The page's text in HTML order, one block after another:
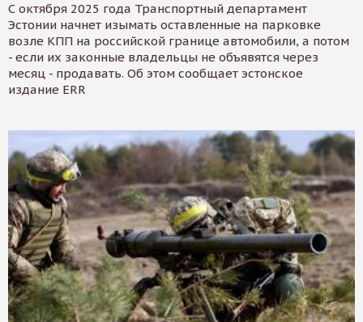
С октября 2025 года Транспортный департамент
Эстонии начнет изымать оставленные на парковке
возле КПП на российской границе автомобили, а потом
- если их законные владельцы не объявятся через
месяц - продавать. Об этом сообщает эстонское
издание ERR